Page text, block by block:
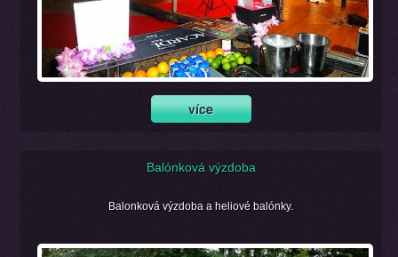
Balónková výzdoba
Balonková výzdoba a heliové balónky.